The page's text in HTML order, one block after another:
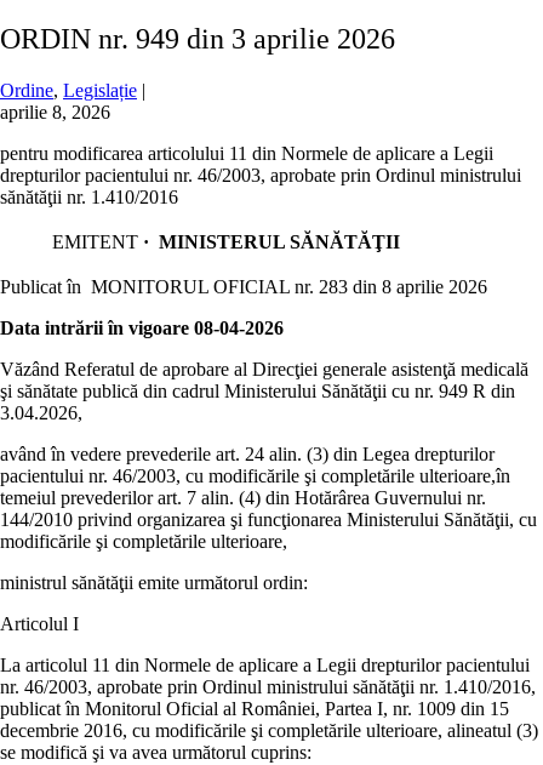
ORDIN nr. 949 din 3 aprilie 2026
Ordine, Legislație |
aprilie 8, 2026
pentru modificarea articolului 11 din Normele de aplicare a Legii
drepturilor pacientului nr. 46/2003, aprobate prin Ordinul ministrului
sănătăţii nr. 1.410/2016
EMITENT · MINISTERUL SĂNĂTĂŢII
Publicat în MONITORUL OFICIAL nr. 283 din 8 aprilie 2026
Data intrării în vigoare 08-04-2026
Văzând Referatul de aprobare al Direcţiei generale asistenţă medicală
şi sănătate publică din cadrul Ministerului Sănătăţii cu nr. 949 R din
3.04.2026,
având în vedere prevederile art. 24 alin. (3) din Legea drepturilor
pacientului nr. 46/2003, cu modificările şi completările ulterioare,în
temeiul prevederilor art. 7 alin. (4) din Hotărârea Guvernului nr.
144/2010 privind organizarea şi funcţionarea Ministerului Sănătăţii, cu
modificările şi completările ulterioare,
ministrul sănătăţii emite următorul ordin:
Articolul I
La articolul 11 din Normele de aplicare a Legii drepturilor pacientului
nr. 46/2003, aprobate prin Ordinul ministrului sănătăţii nr. 1.410/2016,
publicat în Monitorul Oficial al României, Partea I, nr. 1009 din 15
decembrie 2016, cu modificările şi completările ulterioare, alineatul (3)
se modifică şi va avea următorul cuprins: